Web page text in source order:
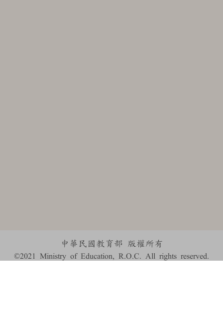
中華民國教育部 版權所有
©2021 Ministry of Education, R.O.C. All rights reserved.